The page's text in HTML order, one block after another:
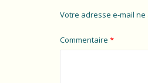
Votre adresse e-mail
Commentaire *